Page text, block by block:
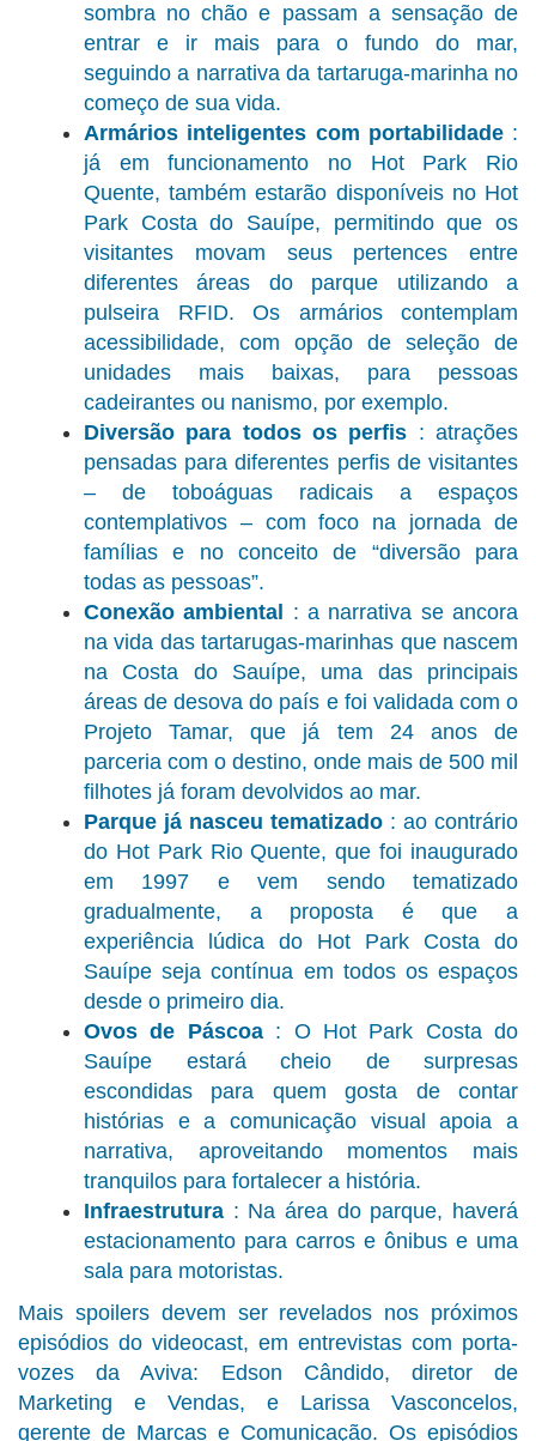
sombra no chão e passam a sensação de
entrar e ir mais para o fundo do mar,
seguindo a narrativa da tartaruga-marinha no
começo de sua vida.
Armários inteligentes com portabilidade:
já em funcionamento no Hot Park Rio
Quente, também estarão disponíveis no Hot
Park Costa do Sauípe, permitindo que os
visitantes movam seus pertences entre
diferentes áreas do parque utilizando a
pulseira RFID. Os armários contemplam
acessibilidade, com opção de seleção de
unidades mais baixas, para pessoas
cadeirantes ou nanismo, por exemplo.
Diversão para todos os perfis : atrações
pensadas para diferentes perfis de visitantes
– de toboáguas radicais a espaços
contemplativos – com foco na jornada de
famílias e no conceito de “diversão para
todas as pessoas”.
Conexão ambiental
: a narrativa se ancora
na vida das tartarugas-marinhas que nascem
na Costa do Sauípe, uma das principais
áreas de desova do país e foi validada com o
Projeto Tamar, que já tem 24 anos de
parceria com o destino, onde mais de 500 mil
filhotes já foram devolvidos ao mar.
Parque já nasceu tematizado : ao contrário
do Hot Park Rio Quente, que foi inaugurado
em 1997 e vem sendo tematizado
gradualmente, a proposta é que a
experiência lúdica do Hot Park Costa do
Sauípe seja contínua em todos os espaços
desde o primeiro dia.
Ovos de Páscoa: O Hot Park Costa do
Sauípe estará cheio de surpresas
escondidas para quem gosta de contar
histórias e a comunicação visual apoia a
narrativa, aproveitando momentos mais
tranquilos para fortalecer a história.
Infraestrutura : Na área do parque, haverá
estacionamento para carros e ônibus e uma
sala para motoristas.
Mais spoilers devem ser revelados nos próximos
episódios do videocast, em entrevistas com porta-
vozes da Aviva: Edson Cândido, diretor de
Marketing e Vendas, e Larissa Vasconcelos,
gerente de Marcas e Comunicação. Os episódios